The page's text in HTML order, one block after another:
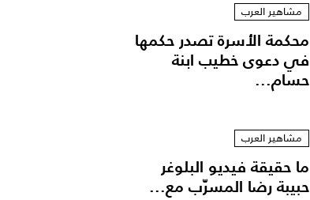
مشاهير العرب
محكمة الأسرة تصدر حكمها
في دعوى خطيب ابنة
حسام...
مشاهير العرب
ما حقيقة فيديو البلوغر
حبيبة رضا المسرّب مع...